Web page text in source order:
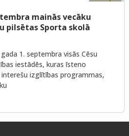
mainās vecāku
pilsētas Sporta skolā
1. septembra visās Cēsu
iestādēs, kuras īsteno
izglītības programmas,